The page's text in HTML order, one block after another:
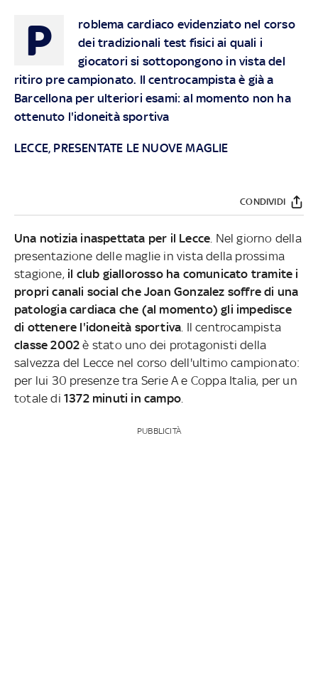
P
roblema cardiaco evidenziato nel corso
dei tradizionali test fisici ai quali i
giocatori si sottopongono in vista del
ritiro pre campionato. Il centrocampista è già a
Barcellona per ulteriori esami: al momento non ha
ottenuto l'idoneità sportiva
LECCE, PRESENTATE LE NUOVE MAGLIE
CONDIVIDI
Una notizia inaspettata per il Lecce . Nel giorno della
presentazione delle maglie in vista della prossima
stagione, il club giallorosso ha comunicato tramite i
propri canali social che Joan Gonzalez soffre di una
patologia cardiaca che (al momento) gli impedisce
di ottenere l'idoneità sportiva . Il centrocampista
classe 2002 è stato uno dei protagonisti della
salvezza del Lecce nel corso dell'ultimo campionato:
per lui 30 presenze tra Serie A e Coppa Italia, per un
totale di 1372 minuti in campo
PUBBLICITÀ